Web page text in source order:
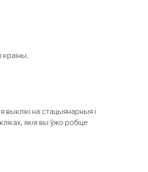
краіны.
на стацыянарныя і
якія вы ўжо робіце